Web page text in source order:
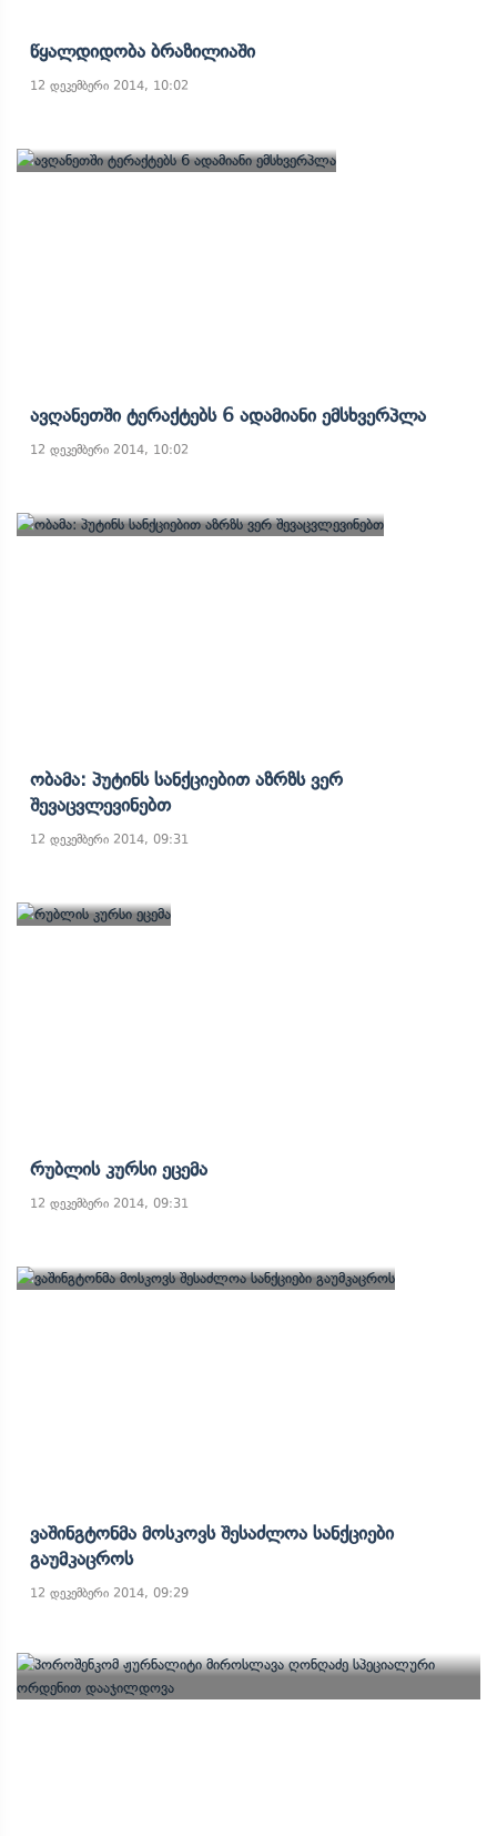
Წყალდიდობა Ბრაზილიაში
12 დეკემბერი 2014, 10:02
Ავღანეთში Ტერაქტებს 6 Ადამიანი Ემსხვერპლა
12 დეკემბერი 2014, 10:02
Ობამა: Პუტინს Სანქციებით Აზრზს Ვერ
Შევაცვლევინებთ
12 დეკემბერი 2014, 09:31
Რუბლის Კურსი Ეცემა
12 დეკემბერი 2014, 09:31
Ვაშინგტონმა Მოსკოვს Შესაძლოა Სანქციები
Გაუმკაცროს
12 დეკემბერი 2014, 09:29